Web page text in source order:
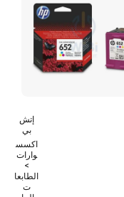
إتش
بي
اكسس
وارات
>
الطابعا
ت